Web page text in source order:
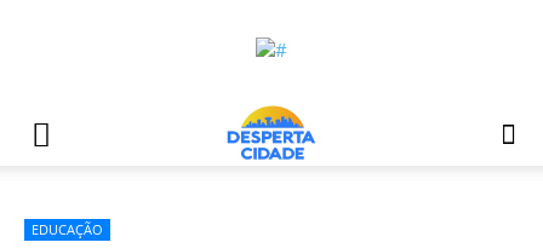
EDUCAÇÃO